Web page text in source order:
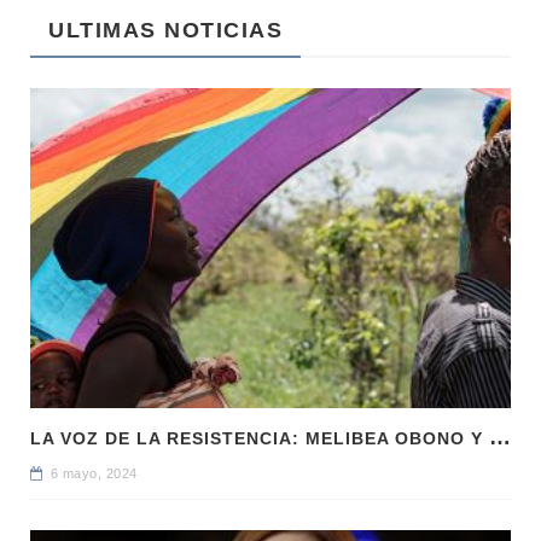
ULTIMAS NOTICIAS
L
A VOZ DE LA RESISTENCIA: MELIBEA OBONO Y LA LUCHA LGTBI EN GUINEA ECUATORIAL
6 mayo, 2024